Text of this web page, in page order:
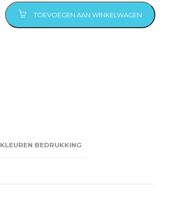
TOEVOEGEN AAN WINKELWAGEN
KLEUREN BEDRUKKING